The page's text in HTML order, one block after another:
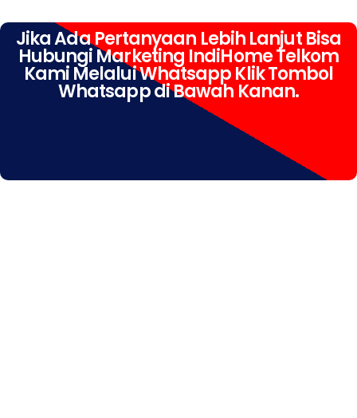
Jika Ada Pertanyaan Lebih Lanjut Bisa
Hubungi Marketing IndiHome Telkom
Kami Melalui Whatsapp Klik Tombol
Whatsapp di Bawah Kanan.